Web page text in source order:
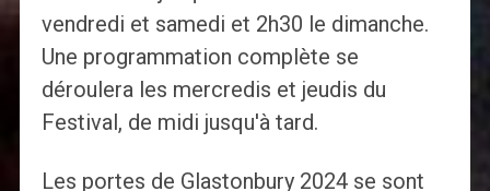
vendredi et samedi et 2h30 le dimanche.
Une programmation complète se
déroulera les mercredis et jeudis du
Festival, de midi jusqu'à tard.
Les portes de Glastonbury 2024 se sont